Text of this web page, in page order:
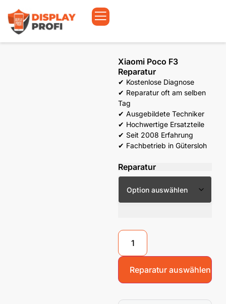
Xiaomi Poco F3
Reparatur
✔ Kostenlose Diagnose
✔ Reparatur oft am selben
Tag
✔ Ausgebildete Techniker
✔ Hochwertige Ersatzteile
✔ Seit 2008 Erfahrung
✔ Fachbetrieb in Gütersloh
Reparatur
Reparatur auswählen